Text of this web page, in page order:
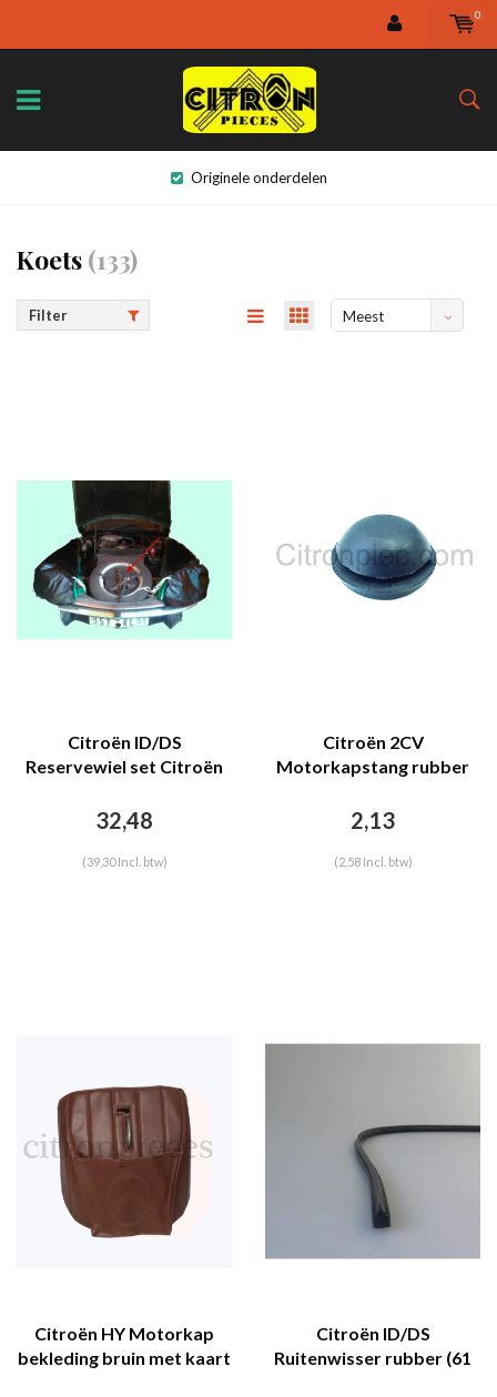
0
Originele onderdelen
Koets(133)
Filter
Meest
Citroën ID/DS
Reservewiel set Citroën
32,48
(39,30 Incl. btw)
Citroën 2CV
Motorkapstang rubber
2,13
(2,58 Incl. btw)
Citroën HY Motorkap
bekleding bruin met kaart
Citroën ID/DS
Ruitenwisser rubber (61